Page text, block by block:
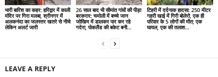
भारी बारिश का कहर: हरिद्वार में काली
मंदिर पर गिरा मलबा, श्रीनगर में
अलकनंदा का जलस्तर खतरे से नीचे
लेकिन अलर्ट जारी
26 साल बाद भी सीमांत गांवों की पीड़ा
बरकरार: चमोली में बच्चे जान
जोखिम में डालकर पार कर रहे
गदेरा, पोकलैंड की बकेट बनी...
टिहरी में दर्दनाक हादसा: 250 मीटर
गहरी खाई में गिरी बोलेरो, एक ही
परिवार के 5 लोगों की मौत; एक
घायल, एक की तलाश...
LEAVE A REPLY